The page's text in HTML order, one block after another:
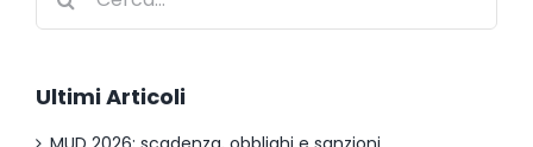
Ultimi Articoli